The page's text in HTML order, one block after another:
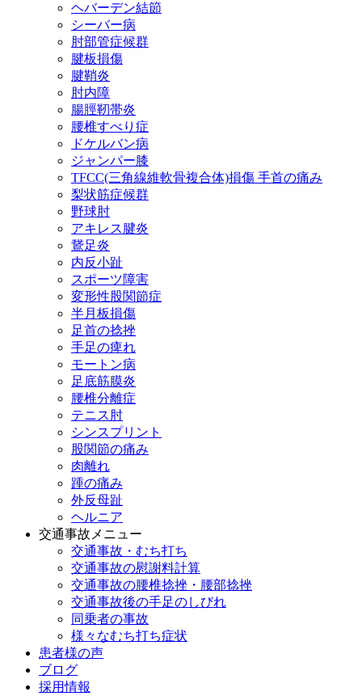
ヘバーデン結節
シーバー病
肘部管症候群
腱板損傷
腱鞘炎
肘内障
腸脛靭帯炎
腰椎すべり症
ドケルバン病
ジャンパー膝
TFCC(三角線維軟骨複合体)損傷 手首の痛み
梨状筋症候群
野球肘
アキレス腱炎
鵞足炎
内反小趾
スポーツ障害
変形性股関節症
半月板損傷
足首の捻挫
手足の痺れ
モートン病
足底筋膜炎
腰椎分離症
テニス肘
シンスプリント
股関節の痛み
肉離れ
踵の痛み
外反母趾
ヘルニア
交通事故メニュー
交通事故・むち打ち
交通事故の慰謝料計算
交通事故の腰椎捻挫・腰部捻挫
交通事故後の手足のしびれ
同乗者の事故
様々なむち打ち症状
患者様の声
ブログ
採用情報